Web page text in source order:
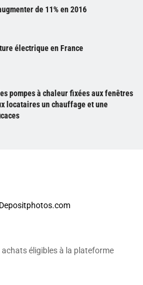
de 11% en 2016
électrique en France
pompes à chaleur fixées aux fenêtres
locataires un chauffage et une
Depositphotos.com
éligibles à la plateforme